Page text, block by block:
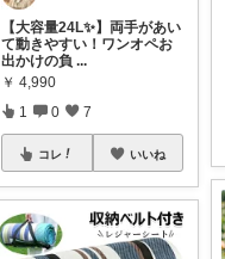
【大容量24L✨】両手があい
て動きやすい！ワンオペお
出かけの負 ...
￥ 4,990
1 0 7
コレ いいね